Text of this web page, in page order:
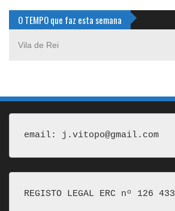
O TEMPO que faz esta semana
Vila de Rei
email: j.vitopo@gmail.com
REGISTO LEGAL ERC nº 126 433